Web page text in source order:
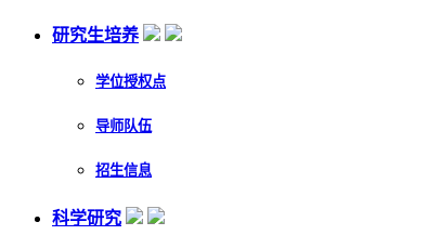
研究生培养
学位授权点
导师队伍
招生信息
科学研究